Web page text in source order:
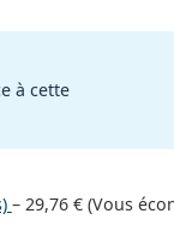
à cette
– 29,76 €(Vous